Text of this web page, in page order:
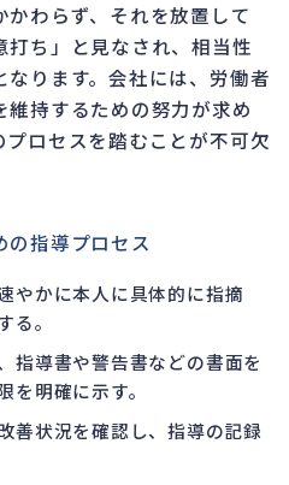
わらず、それを放置して
ち」と見なされ、相当性
ります。会社には、労働者
持するための努力が求め
ロセスを踏むことが不可欠
の指導プロセス
やかに本人に具体的に指摘
る。
指導書や警告書などの書面を
を明確に示す。
善状況を確認し、指導の記録